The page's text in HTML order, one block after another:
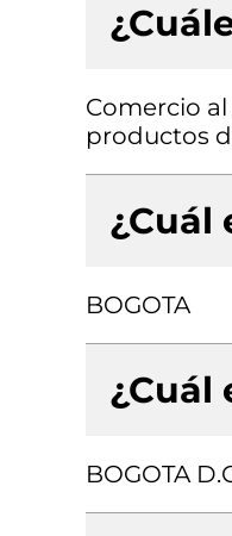
Comercio
productos
¿Cuál
BOGOTA
¿Cuál
BOGOTA